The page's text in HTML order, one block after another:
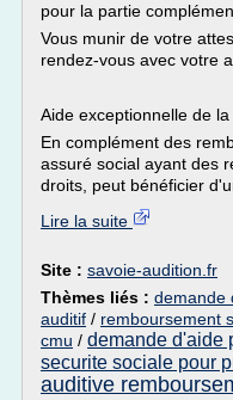
pour la partie
Vous munir de votre
rendez-vous avec votre
Aide exceptionnelle de
En complément des
assuré social ayant des
droits, peut bénéficier
Lire la suite
Site : savoie-audition.fr
Thèmes liés : demande
auditif / remboursement
cmu / demande d'aide
securite sociale pour
auditive